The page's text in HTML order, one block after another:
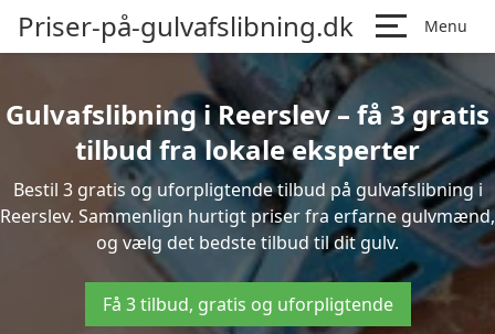
Priser-på-gulvafslibning.dk Menu
Gulvafslibning i Reerslev – få 3 gratis
tilbud fra lokale eksperter
Bestil 3 gratis og uforpligtende tilbud på gulvafslibning i
Reerslev. Sammenlign hurtigt priser fra erfarne gulvmænd,
og vælg det bedste tilbud til dit gulv.
Få 3 tilbud, gratis og uforpligtende